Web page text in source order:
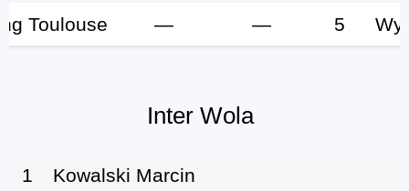
Toulouse — — 5
Inter Wola
1 Kowalski Marcin